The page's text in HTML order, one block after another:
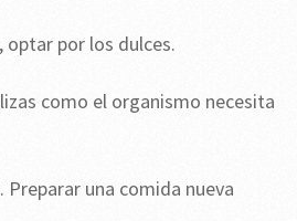
optar por los dulces.
como el organismo necesita
Preparar una comida nueva